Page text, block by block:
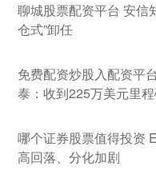
聊城股票配资平台 安信
仓式”卸任
免费配资炒股入配资平
泰：收到225万美元里
哪个证券股票值得投资
高回落、分化加剧